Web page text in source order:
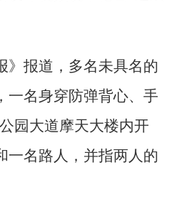
》报道，多名未具名的
一名身穿防弹背心、手
园大道摩天大楼内开
一名路人，并指两人的